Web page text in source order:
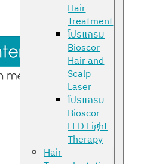
Hair
Treatment
โปรแกรม
Bioscor
Hair and
Scalp
Laser
โปรแกรม
Bioscor
LED Light
Therapy
Hair